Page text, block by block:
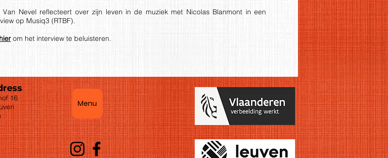
Van Nevel reflecteert over zijn leven in de muziek met Nicolas Blanmont in een
op Musiq3 (RTBF).
hier om het interview te beluisteren.
16
Menu